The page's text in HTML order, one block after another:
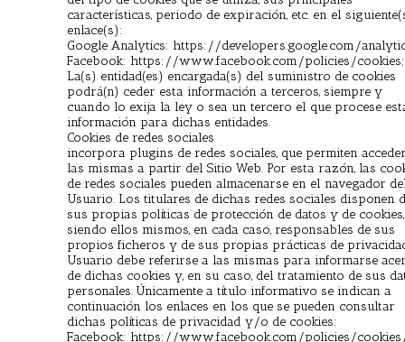
características, periodo de expiración, etc. en el
enlace(s):
Google Analytics: https://developers.google.com/
Facebook: https://www.facebook.com/policies/cookies;
La(s) entidad(es) encargada(s) del suministro de cookies
podrá(n) ceder esta información a terceros, siempre y
cuando lo exija la ley o sea un tercero el que procese
información para dichas entidades.
Cookies de redes sociales
incorpora plugins de redes sociales, que permiten
las mismas a partir del Sitio Web. Por esta razón, las
de redes sociales pueden almacenarse en el navegador
Usuario. Los titulares de dichas redes sociales disponen
sus propias políticas de protección de datos y de cookies,
siendo ellos mismos, en cada caso, responsables de sus
propios ficheros y de sus propias prácticas de
Usuario debe referirse a las mismas para informarse
de dichas cookies y, en su caso, del tratamiento de sus
personales. Únicamente a título informativo se indican a
continuación los enlaces en los que se pueden consultar
dichas políticas de privacidad y/o de cookies:
Facebook: https://www.facebook.com/policies/